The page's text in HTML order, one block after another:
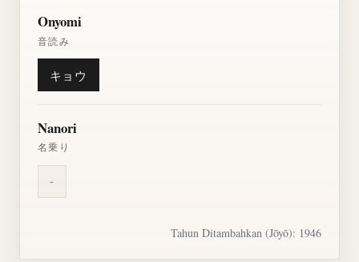
Onyomi
音読み
キョウ
Nanori
名乗り
-
Tahun Ditambahkan (Jōyō): 1946